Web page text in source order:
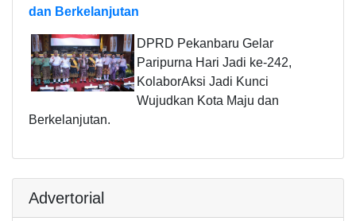
dan Berkelanjutan
DPRD Pekanbaru Gelar
Paripurna Hari Jadi ke-242,
KolaborAksi Jadi Kunci
Wujudkan Kota Maju dan
Berkelanjutan.
Advertorial